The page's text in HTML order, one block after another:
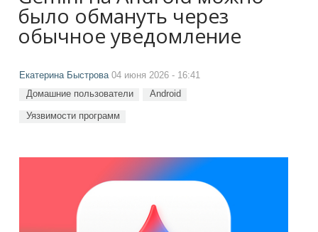
было обмануть через
обычное уведомление
Екатерина Быстрова04 июня 2026 - 16:41
Домашние пользователи Android
Уязвимости программ